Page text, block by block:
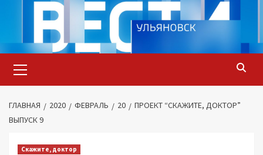
содержимому
меню
ГЛАВНАЯ 2020 ФЕВРАЛЬ 20
ПРОЕКТ “СКАЖИТЕ, ДОКТОР”
ВЫПУСК 9
Скажите, доктор